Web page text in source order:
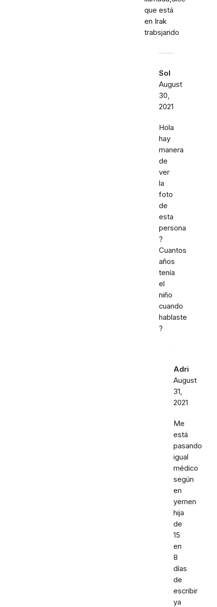
que está
en Irak
trabsjando
Sol
August
30,
2021
Hola
hay
manera
de
ver
la
foto
de
esta
persona
?
Cuantos
años
tenía
el
niño
cuando
hablaste
?
Adri
August
31,
2021
Me
está
pasando
igual
médico
según
en
yemen
hija
de
15
en
8
días
de
escribir
ya